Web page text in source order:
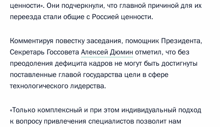
ценности». Они подчеркнули, что главной причиной для их
переезда стали общие с Россией ценности.
Комментируя повестку заседания, помощник Президента,
Секретарь Госсовета Алексей Дюмин отметил, что без
преодоления дефицита кадров не могут быть достигнуты
поставленные главой государства цели в сфере
технологического лидерства.
«Только комплексный и при этом индивидуальный подход
к вопросу привлечения специалистов позволит нам